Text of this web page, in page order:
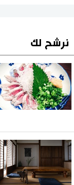
نرشح لك